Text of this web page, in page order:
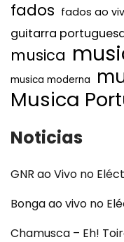
fados fados ao
guitarra
musica
musica moderna
Musica
Noticias
GNR ao Vivo no
Bonga ao vivo no
Chamusca – Eh!